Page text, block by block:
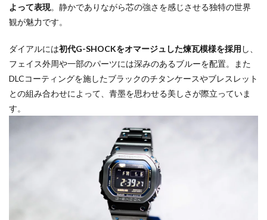
よって表現。静かでありながら芯の強さを感じさせる独特の世界
観が魅力です。
ダイアルには初代G-SHOCKをオマージュした煉瓦模様を採用 し、
フェイス外周や一部のパーツには深みのあるブルーを配置。また
DLCコーティングを施したブラックのチタンケースやブレスレット
との組み合わせによって、青墨を思わせる美しさが際立っていま
す。